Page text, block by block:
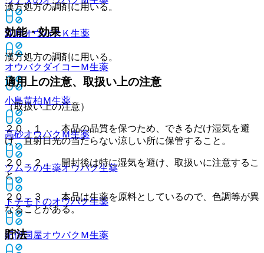
花扇オウバクＫ 生薬
オウバクダイコーＭ生薬
小島黄柏Ｍ生薬
高砂オウバクＭ生薬
ツムラの生薬オウバク生薬
トチモトのオウバク生薬
紀伊国屋オウバクＭ生薬
漢方処方の調剤に用いる。
効能・効果
漢方処方の調剤に用いる。
適用上の注意、取扱い上の注意
（取扱い上の注意）
２０．１． 本品の品質を保つため、できるだけ湿気を避
け、直射日光の当たらない涼しい所に保管すること。
２０．２． 開封後は特に湿気を避け、取扱いに注意するこ
と。
２０．３． 本品は生薬を原料としているので、色調等が異
なることがある。
貯法